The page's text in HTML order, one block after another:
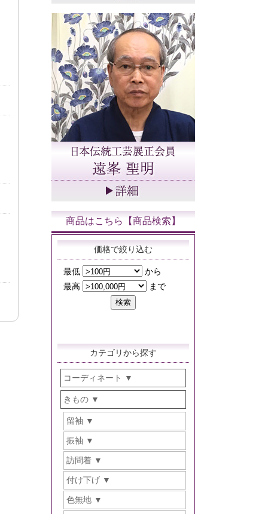
商品はこちら【商品検索】
価格で絞り込む
カテゴリから探す
コーディネート
きもの
留袖
振袖
訪問着
付け下げ
色無地